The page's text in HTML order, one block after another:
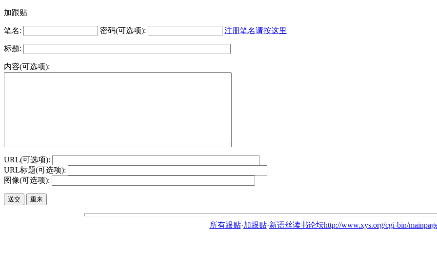
加跟贴
笔名: 密码(可选项): 注册笔名请按这里
标题:
内容(可选项):
URL(可选项):
URL标题(可选项):
图像(可选项):
所有跟贴·加跟贴·新语丝读书论坛http://www.xys.org/cgi-bin/